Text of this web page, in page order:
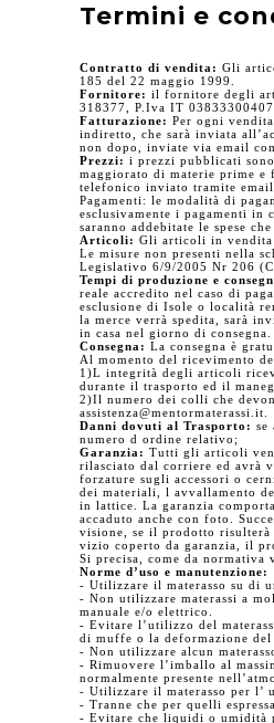
Termini e
Contratto di vendita: Gli
185 del 22 maggio 1999.
Fornitore: il fornitore degli
318377, P.Iva IT
Fatturazione: Per ogni
indiretto, che sarà inviata
non dopo, inviate via email
Prezzi: i prezzi pubblicati
maggiorato di materie prime e
telefonico inviato tramite
Pagamenti: le modalità di
esclusivamente i pagamenti
saranno addebitate le spese
Articoli: Gli articoli in vendita
Le misure non presenti nella
Legislativo 6/9/2005 Nr 206
Tempi di produzione e
reale accredito nel caso di
esclusione di Isole o località
la merce verrà spedita, sarà
in casa nel giorno di
Consegna: La consegna è
Al momento del ricevimento
1)L integrità degli articoli
durante il trasporto ed il
2)Il numero dei colli che
assistenza@mentormaterassi.it.
Danni dovuti al Trasporto: se
numero d ordine relativo;
Garanzia: Tutti gli articoli
rilasciato dal corriere ed avrà
forzature sugli accessori o
dei materiali, l avvallamento
in lattice. La garanzia
accaduto anche con foto.
visione, se il prodotto risulterà
vizio coperto da garanzia, il
Si precisa, come da
Norme d’uso e manutenzione:
- Utilizzare il materasso su di
- Non utilizzare materassi a
manuale e/o elettrico.
- Evitare l’utilizzo del
di muffe o la deformazione
- Non utilizzare alcun
- Rimuovere l’imballo al
normalmente presente
- Utilizzare il materasso per l’
- Tranne che per quelli
- Evitare che liquidi o umidità